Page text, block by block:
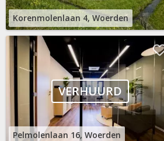
Korenmolenlaan 4, Woerden
Pelmolenlaan 16, Woerden
VERHUURD